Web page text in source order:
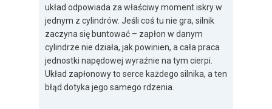
układ odpowiada za właściwy moment iskry w
jednym z cylindrów. Jeśli coś tu nie gra, silnik
zaczyna się buntować – zapłon w danym
cylindrze nie działa, jak powinien, a cała praca
jednostki napędowej wyraźnie na tym cierpi.
Układ zapłonowy to serce każdego silnika, a ten
błąd dotyka jego samego rdzenia.